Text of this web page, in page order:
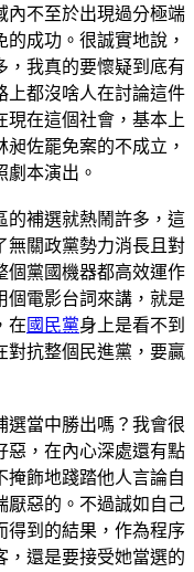
內不至於出現過分極端
成功。很誠實地說，
，我真的要懷疑到底有
上都沒啥人在討論這件
現在這個社會，基本上
佐罷免案的不成立，
本演出。
的補選就熱鬧許多，這
無關政黨勢力消長且對
個黨國機器都高效運作
個電影台詞來講，就是
在 國民黨身上是看不到
對抗整個民進黨，要贏
選當中勝出嗎？我會很
惡，在內心深處還有點
掩飾地踐踏他人言論自
厭惡的。不過誠如自己
得到的結果，作為程序
，還是要接受她當選的